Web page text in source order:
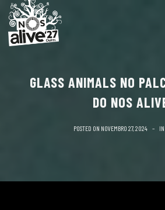
GLASS ANIMALS NO
DO NOS
POSTED ON NOVEMBRO 27, 2024 IN